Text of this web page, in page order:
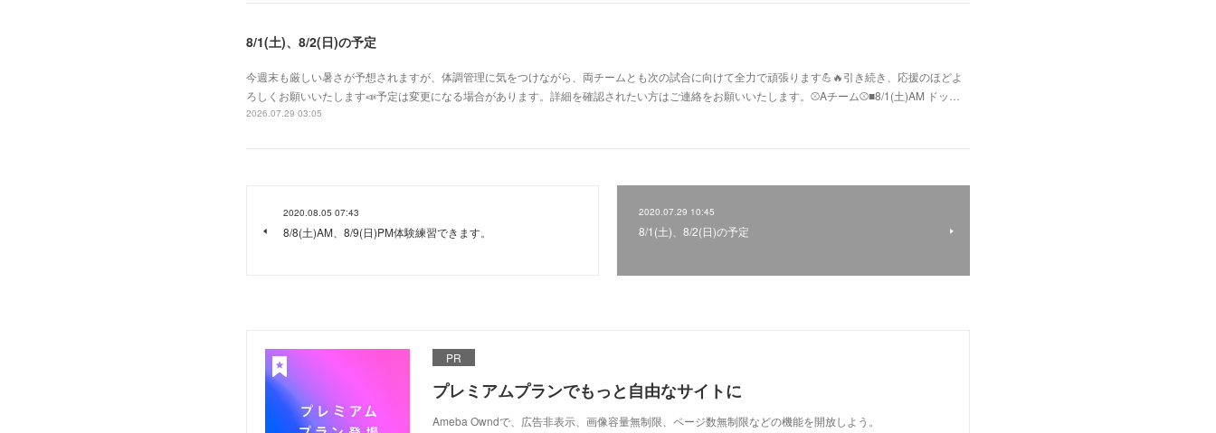
8/1(土)、8/2(日)の予定
今週末も厳しい暑さが予想されますが、体調管理に気をつけながら、両チームとも次の試合に向けて全力で頑張ります💪🔥引き続き、応援のほどよ
ろしくお願いいたします📣予定は変更になる場合があります。詳細を確認されたい方はご連絡をお願いいたします。⚾Aチーム⚾️■8/1(土)AM ドッ…
2026.07.29 03:05
2020.08.05 07:43
8/8(土)AM、8/9(日)PM体験練習できます。
2020.07.29 10:45
8/1(土)、8/2(日)の予定
PR
プレミアムプランでもっと自由なサイトに
Ameba Owndで、広告非表示、画像容量無制限、ページ数無制限などの機能を開放しよう。